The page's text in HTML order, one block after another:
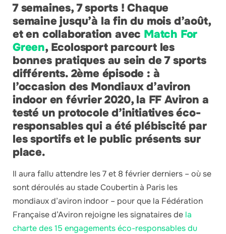
7 semaines, 7 sports ! Chaque
semaine jusqu’à la fin du mois d’août,
et en collaboration avec Match For
Green, Ecolosport parcourt les
bonnes pratiques au sein de 7 sports
différents. 2ème épisode : à
l’occasion des Mondiaux d’aviron
indoor en février 2020, la FF Aviron a
testé un protocole d’initiatives éco-
responsables qui a été plébiscité par
les sportifs et le public présents sur
place.
Il aura fallu attendre les 7 et 8 février derniers – où se
sont déroulés au stade Coubertin à Paris les
mondiaux d’aviron indoor – pour que la Fédération
Française d’Aviron rejoigne les signataires de la
charte des 15 engagements éco-responsables du